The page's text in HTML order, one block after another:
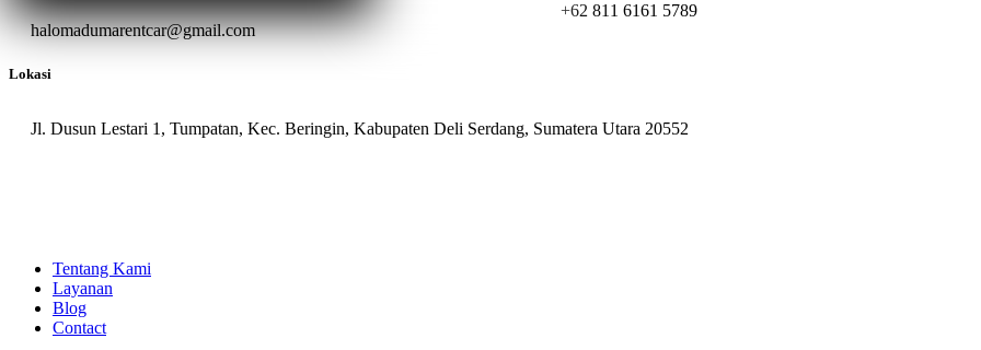
+62 811 6161 5789
halomadumarentcar@gmail.com
Lokasi
Jl. Dusun Lestari 1, Tumpatan, Kec. Beringin, Kabupaten Deli Serdang, Sumatera Utara 20552
Tentang Kami
Layanan
Blog
Contact